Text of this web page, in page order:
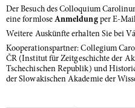
Der Besuch des Colloquium
eine formlose Anmeldungper E-
Weitere Auskünfte erhalten Sie bei
Kooperationspartner: Collegium
ČR (Institut für Zeitgeschichte der
Tschechischen Republik) und
der Slowakischen Akademie der